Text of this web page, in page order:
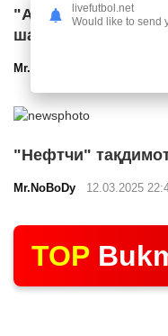
"Арсенал"
шартнома
Mr.NoBoDy
"Нефтчи"
Mr.NoBoDy 12.03.2025
TOP
livefutbol.net
Would like to send